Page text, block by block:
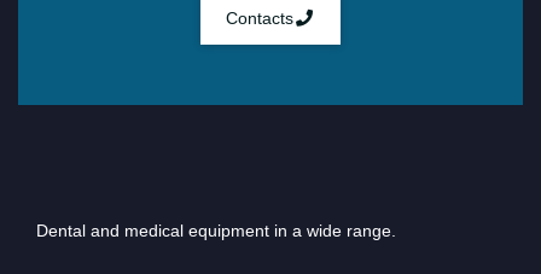
Contacts
Dental and medical equipment in a wide range.